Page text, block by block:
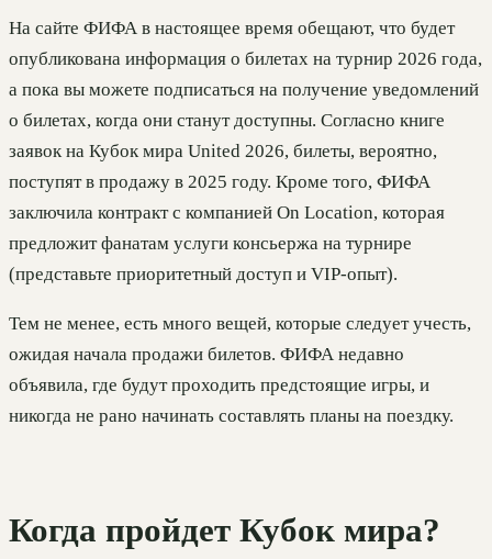
На сайте ФИФА в настоящее время обещают, что будет
опубликована информация о билетах на турнир 2026 года,
а пока вы можете подписаться на получение уведомлений
о билетах, когда они станут доступны. Согласно книге
заявок на Кубок мира United 2026, билеты, вероятно,
поступят в продажу в 2025 году. Кроме того, ФИФА
заключила контракт с компанией On Location, которая
предложит фанатам услуги консьержа на турнире
(представьте приоритетный доступ и VIP-опыт).
Тем не менее, есть много вещей, которые следует учесть,
ожидая начала продажи билетов. ФИФА недавно
объявила, где будут проходить предстоящие игры, и
никогда не рано начинать составлять планы на поездку.
Когда пройдет Кубок мира?